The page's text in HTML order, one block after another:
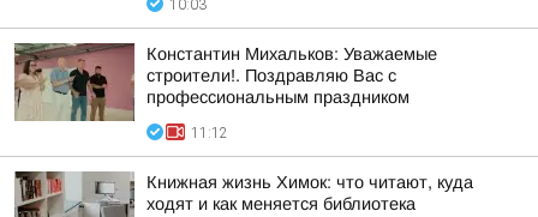
10:03
Константин Михальков: Уважаемые
строители!. Поздравляю Вас с
профессиональным праздником
11:12
Книжная жизнь Химок: что читают, куда
ходят и как меняется библиотека